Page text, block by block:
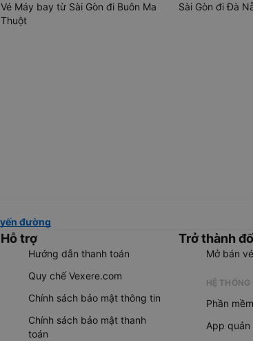
Vé Máy bay từ Sài Gòn đi Buôn Ma
Thuột
Sài Gòn đi Đà
đường
Hỗ trợ
Hướng dẫn thanh toán
Quy chế Vexere.com
Chính sách bảo mật thông tin
Chính sách bảo mật thanh
toán
Trở thành
Mở bán
HỆ
Phần
App quản